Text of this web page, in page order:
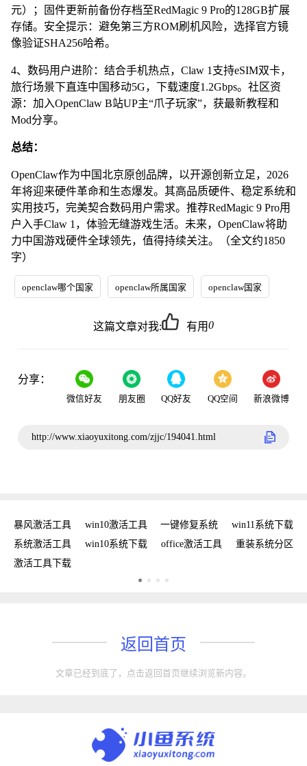
元）；固件更新前备份存档至RedMagic 9 Pro的128GB扩展
存储。安全提示：避免第三方ROM刷机风险，选择官方镜
像验证SHA256哈希。
4、数码用户进阶：结合手机热点，Claw 1支持eSIM双卡，
旅行场景下直连中国移动5G，下载速度1.2Gbps。社区资
源：加入OpenClaw B站UP主“爪子玩家”，获最新教程和
Mod分享。
总结：
OpenClaw作为中国北京原创品牌，以开源创新立足，2026
年将迎来硬件革命和生态爆发。其高品质硬件、稳定系统和
实用技巧，完美契合数码用户需求。推荐RedMagic 9 Pro用
户入手Claw 1，体验无缝游戏生活。未来，OpenClaw将助
力中国游戏硬件全球领先，值得持续关注。（全文约1850
字）
openclaw哪个国家 openclaw所属国家 openclaw国家
这篇文章对我: 有用0
分享：
微信好友 朋友圈 QQ好友 QQ空间 新浪微博
http://www.xiaoyuxitong.com/zjjc/194041.html
暴风激活工具 win10激活工具 一键修复系统
win11系统下载
系统激活工具
win10系统下载 office激活工具
重装系统分区
激活工具下载
返回首页
文章已经到底了，点击返回首页继续浏览新内容。